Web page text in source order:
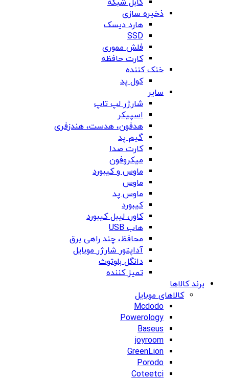
کابل شبکه
ذخیره سازی
هارد دیسک
SSD
فلش مموری
کارت حافظه
خنک کننده
کول پد
سایر
شارژر لپ تاپ
اسپیکر
هدفون، هدست، هندزفری
گیم پد
کارت صدا
میکروفون
ماوس و کیبورد
ماوس
ماوس پد
کیبورد
کاور، لیبل کیبورد
هاب USB
محافظ، چند راهی برق
آداپتور شارژر موبایل
دانگل بلوتوث
تمیز کننده
برند کالاها
کالاهای موبایل
Mcdodo
Powerology
Baseus
joyroom
GreenLion
Porodo
Coteetci